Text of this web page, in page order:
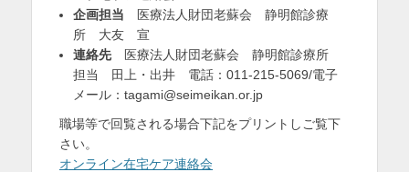
企画担当 医療法人財団老蘇会 静明館診療
所 大友 宣
連絡先 医療法人財団老蘇会 静明館診療所
担当 田上・出井 電話：011-215-5069/電子
メール：tagami@seimeikan.or.jp
職場等で回覧される場合下記をプリントしご覧下
さい。
オンライン在宅ケア連絡会